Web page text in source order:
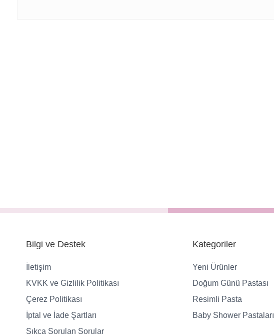
Bilgi ve Destek
İletişim
KVKK ve Gizlilik Politikası
Çerez Politikası
İptal ve İade Şartları
Sıkça Sorulan Sorular
Kategoriler
Yeni Ürünler
Doğum Günü Pastası
Resimli Pasta
Baby Shower Pastaları